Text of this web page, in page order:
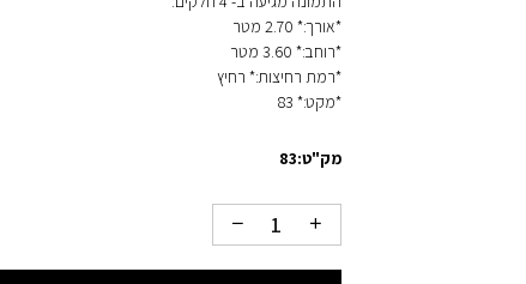
*אורך:* 2.70 מטר
*רוחב:* 3.60 מטר
*רמת רחיצות:* רחיץ
*מקט:* 83
מק"ט:83